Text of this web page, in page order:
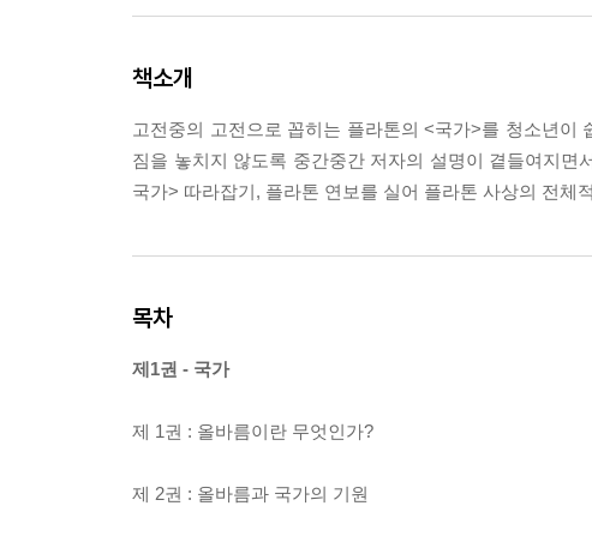
책소개
고전중의 고전으로 꼽히는 플라톤의 <국가>를 청소년
짐을 놓치지 않도록 중간중간 저자의 설명이 곁들여지
국가> 따라잡기, 플라톤 연보를 실어 플라톤 사상의 전체
목차
제1권 - 국가
제 1권 : 올바름이란 무엇인가?
제 2권 : 올바름과 국가의 기원